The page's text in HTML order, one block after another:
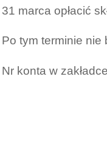
31 marca opłacić
Po tym terminie
Nr konta w